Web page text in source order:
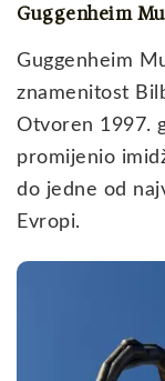
Guggenheim
Guggenheim
znamenitost
Otvoren 1997.
promijenio
do jedne od
Evropi.